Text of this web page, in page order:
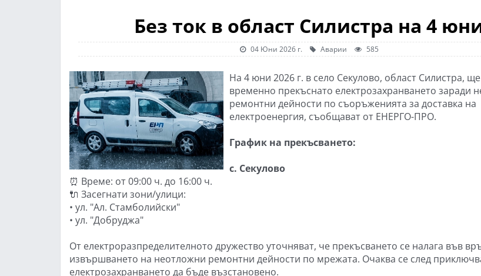
Без ток в област Силистра на 4
04 Юни 2026 г. Аварии 585
На 4 юни 2026 г. в село Секулово, област Силистра,
временно прекъснато електрозахранването заради
ремонтни дейности по съоръженията за доставка на
електроенергия, съобщават от ЕНЕРГО-ПРО.
График на прекъсването:
с. Секулово
⏰ Време: от 09:00 ч. до 16:00 ч.
🔌 Засегнати зони/улици:
• ул. "Ал. Стамболийски"
• ул. "Добруджа"
От електроразпределителното дружество уточняват, че прекъсването се налага във
извършването на неотложни ремонтни дейности по мрежата. Очаква се след
електрозахранването да бъде възстановено.